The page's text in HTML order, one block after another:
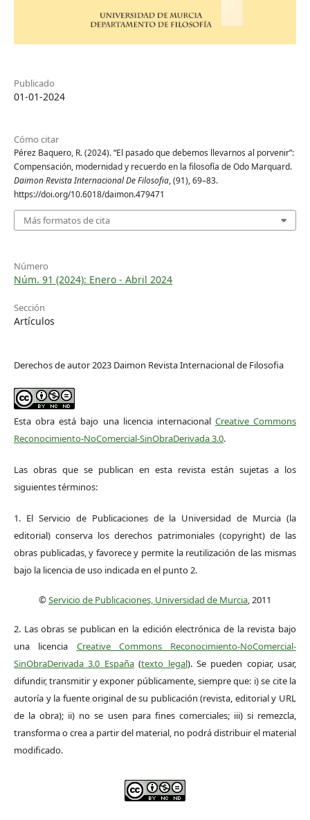
Publicado
01-01-2024
Cómo citar
Pérez Baquero, R. (2024). “El pasado que debemos llevarnos al porvenir”:
Compensación, modernidad y recuerdo en la filosofía de Odo Marquard.
Daimon Revista Internacional De Filosofia, (91), 69–83.
https://doi.org/10.6018/daimon.479471
Más formatos de cita
Número
Núm. 91 (2024): Enero - Abril 2024
Sección
Artículos
Derechos de autor 2023 Daimon Revista Internacional de Filosofia
Esta obra está bajo una licencia internacional Creative Commons
Reconocimiento-NoComercial-SinObraDerivada 3.0.
Las obras que se publican en esta revista están sujetas a los
siguientes términos:
1. El Servicio de Publicaciones de la Universidad de Murcia (la
editorial) conserva los derechos patrimoniales (copyright) de las
obras publicadas, y favorece y permite la reutilización de las mismas
bajo la licencia de uso indicada en el punto 2.
©Servicio de Publicaciones, Universidad de Murcia, 2011
2. Las obras se publican en la edición electrónica de la revista bajo
una licencia Creative Commons Reconocimiento-NoComercial-
SinObraDerivada 3.0 España(texto legal). Se pueden copiar, usar,
difundir, transmitir y exponer públicamente, siempre que: i) se cite la
autoría y la fuente original de su publicación (revista, editorial y URL
de la obra); ii) no se usen para fines comerciales; iii) si remezcla,
transforma o crea a partir del material, no podrá distribuir el material
modificado.